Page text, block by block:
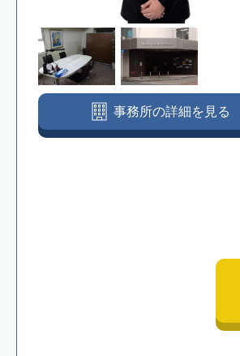
事務所の詳細を見る